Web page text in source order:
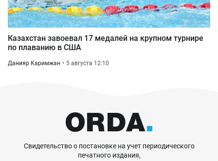
Казахстан завоевал 17 медалей на крупном турнире
по плаванию в США
Данияр Каримжан 5 августа 12:10
Свидетельство о постановке на учет периодического
печатного издания,